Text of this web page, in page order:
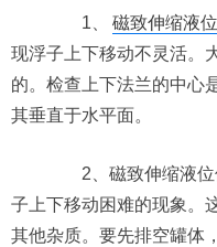
1、 磁致伸缩液
现浮子上下移动不灵活。
的。检查上下法兰的中心
其垂直于水平面。
2、磁致伸缩液位
子上下移动困难的现象。
其他杂质。要先排空罐体